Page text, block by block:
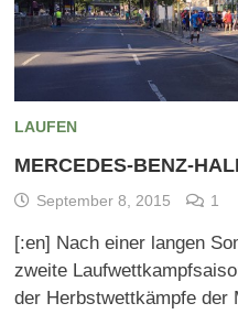
LAUFEN
MERCEDES-BENZ-
September 8, 2015 1
[:en] Nach einer langen
zweite
der Herbstwettkämpfe der